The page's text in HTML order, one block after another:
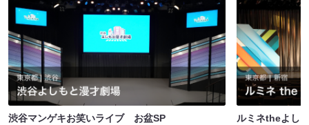
渋谷マンゲキお笑いライブ お盆SP
ルミネtheよし